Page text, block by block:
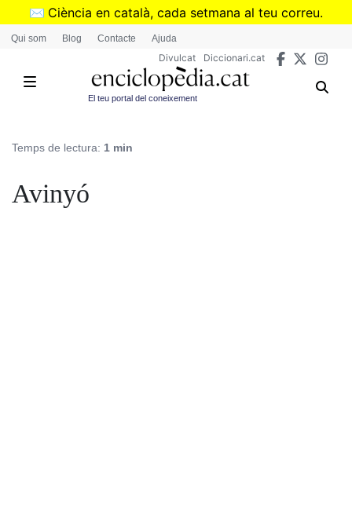
Vés
✉️ Ciència en català, cada setmana al teu correu.
➜Subscriu-te al butlletí de Divulcat
Qui som Blog Contacte Ajuda
Divulcat Diccionari.cat
El teu portal del coneixement
Temps de lectura: 1 min
Avinyó